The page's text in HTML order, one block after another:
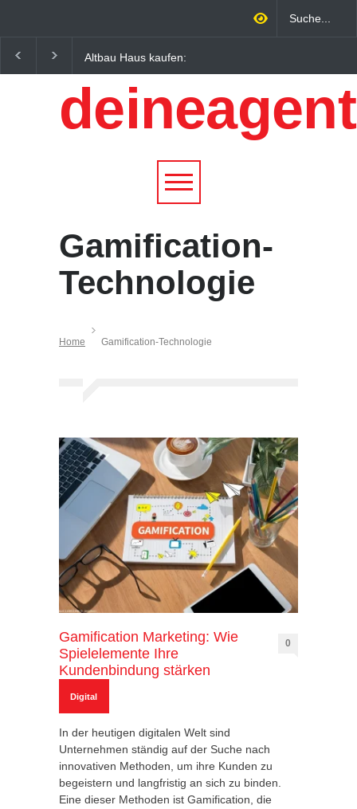
Altbau Haus kaufen:
Unterschiede zwischen
Süddeutschland und
Österreich einfach erklärt
Wirtschaftsfaktor: Wie
Qualitätstourismus
profitieren
Gamification-
Technologie
Home Gamification-Technologie
Gamification Marketing: Wie
Spielelemente Ihre
Kundenbindung stärken
0
Digital
In der heutigen digitalen Welt sind
Unternehmen ständig auf der Suche nach
innovativen Methoden, um ihre Kunden zu
begeistern und langfristig an sich zu binden.
Eine dieser Methoden ist Gamification, die